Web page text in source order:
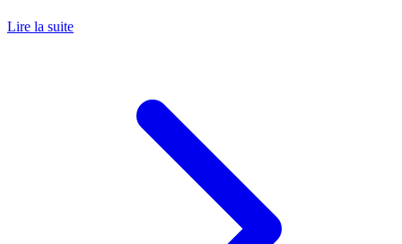
Lire la suite